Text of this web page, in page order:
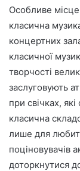
Особливе
класична
концертних
класичної
творчості
заслуговують
при свічках,
класична
лише для
поціновувачів
доторкнутися